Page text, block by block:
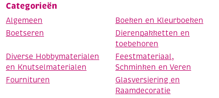
Categorieën
Algemeen
Boeken en Kleurboeken
Boetseren
Dierenpakketten en
toebehoren
Diverse Hobbymaterialen
en Knutselmaterialen
Feestmateriaal,
Schminken en Veren
Fournituren
Glasversiering en
Raamdecoratie